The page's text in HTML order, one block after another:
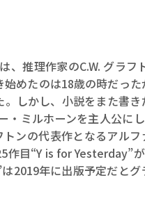
、推理作家のC.W. グラフ
めたのは18歳の時だっ
しかし、小説をまた書
ミルホーンを主人公にし
ンの代表作となるアル
作目“Y is for Yesterday”
2019年に出版予定だと